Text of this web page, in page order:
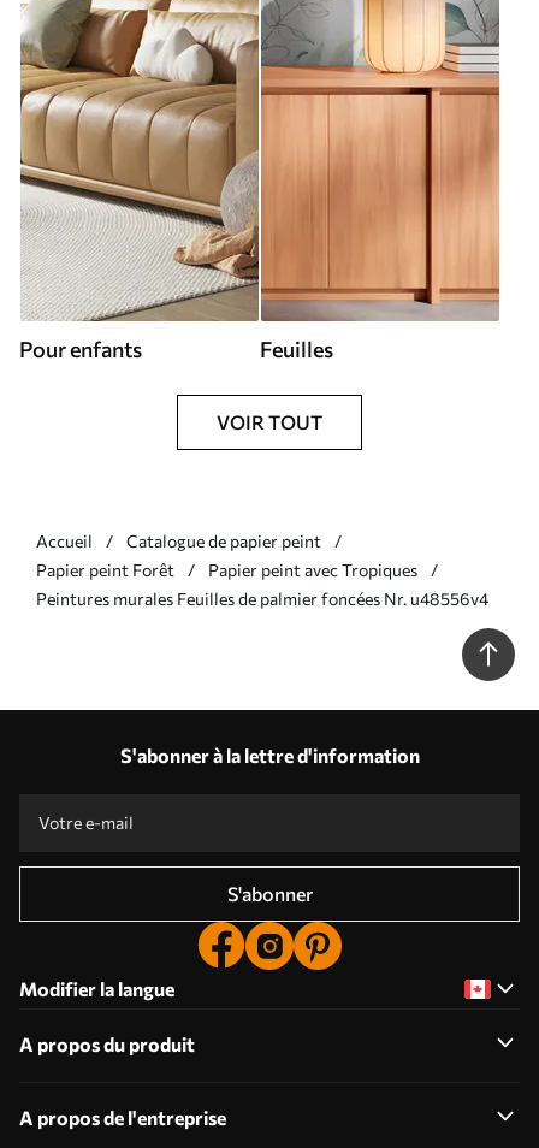
Pour enfants Feuilles
VOIR TOUT
Accueil
Catalogue de papier peint
Papier peint Forêt
Papier peint avec Tropiques
Peintures murales Feuilles de palmier foncées Nr. u48556v4
S'abonner à la lettre d'information
S'abonner
Modifier la langue
A propos du produit
A propos de l'entreprise